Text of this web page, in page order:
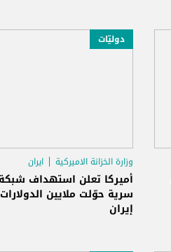
دوليّات
وزارة الخزانة الاميركية ايران
أميركا تعلن استهداف
سرية حوّلت ملايين
إيران